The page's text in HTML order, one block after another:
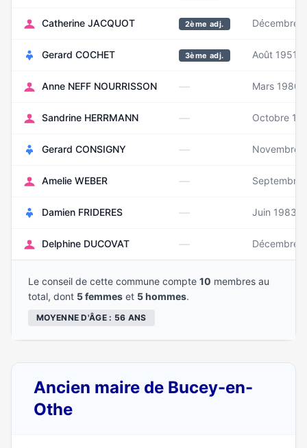
Catherine JACQUOT 2ème adj. Décembre
Gerard COCHET 3ème adj. Août 1951
Anne NEFF NOURRISSON — Mars 1980
Sandrine HERRMANN — Octobre
Gerard CONSIGNY — Novembre
Amelie WEBER — Septembre
Damien FRIDERES — Juin 1983
Delphine DUCOVAT — Décembre
Le conseil de cette commune compte 10 membres au
total, dont 5 femmes et 5 hommes.
MOYENNE D'ÂGE : 56 ANS
Ancien maire de Bucey-en-
Othe